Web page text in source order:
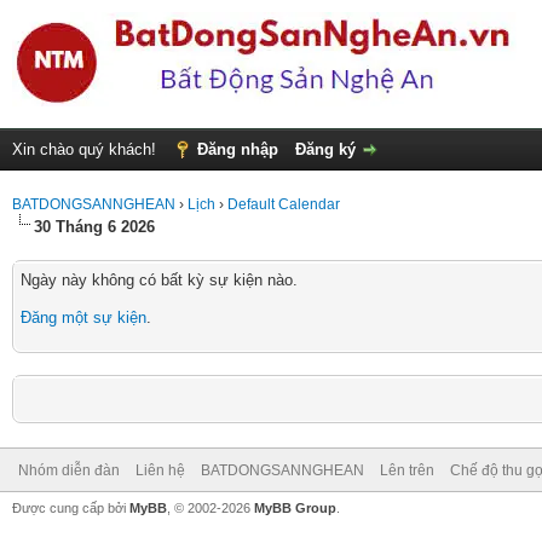
Xin chào quý khách! Đăng nhập Đăng ký
BATDONGSANNGHEAN › Lịch › Default Calendar
30 Tháng 6 2026
Ngày này không có bất kỳ sự kiện nào.
Đăng một sự kiện.
Nhóm diễn đàn Liên hệ BATDONGSANNGHEAN Lên trên Chế độ thu
Được cung cấp bởi MyBB , © 2002-2026 MyBB Group